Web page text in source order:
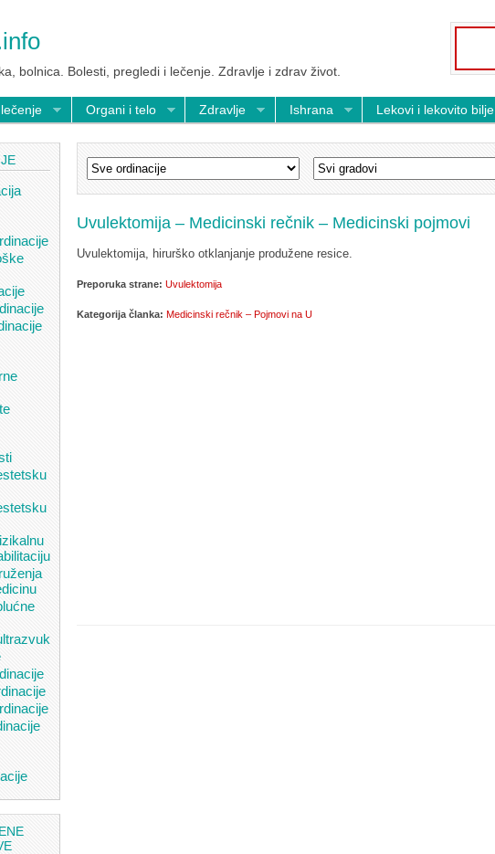
bolnica. Bolesti, pregledi i lečenje. Zdravlje i zdrav život.
Organi i telo Zdravlje Ishrana Lekovi i lekovito bilje
Uvulektomija – Medicinski rečnik – Medicinski pojmovi
Uvulektomija, hirurško otklanjanje produžene resice.
Preporuka strane: Uvulektomija
Kategorija članka: Medicinski rečnik – Pojmovi na U